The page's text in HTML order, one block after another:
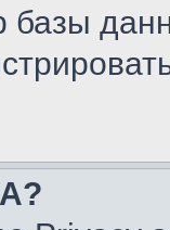
базы